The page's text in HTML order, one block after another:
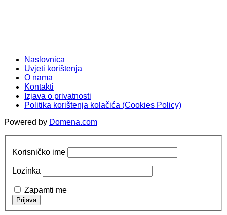
Naslovnica
Uvjeti korištenja
O nama
Kontakti
Izjava o privatnosti
Politika korištenja kolačića (Cookies Policy)
Powered by Domena.com
Korisničko ime
Lozinka
Zapamti me